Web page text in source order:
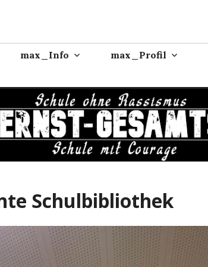
max_Info max_Profil
Schulbibliothek